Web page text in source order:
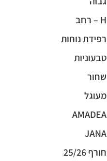
H – רחב
רפידת נוחות
טבעוניות
שחור
מעוגל
AMADEA
JANA
חורף 25/26